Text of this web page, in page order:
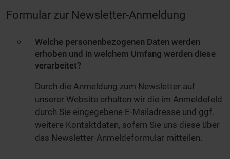
Formular zur Newsletter-Anmeldung
Welche personenbezogenen Daten werden
erhoben und in welchem Umfang werden diese
verarbeitet?
Durch die Anmeldung zum Newsletter auf
unserer Website erhalten wir die im Anmeldefeld
durch Sie eingegebene E-Mailadresse und ggf.
weitere Kontaktdaten, sofern Sie uns diese über
das Newsletter-Anmeldeformular mitteilen.